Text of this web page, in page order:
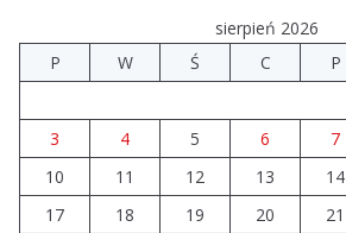
sierpień 2026
P
W Ś C P
3
4 5 6 7
10
11 12 13 14
17
18 19 20 21